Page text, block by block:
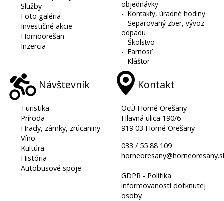
-Služby
- Foto galéria
- Investičné akcie
- Hornoorešan
- Inzercia
objednávky
-Kontakty, úradné hodiny
-Separovaný zber, vývoz
odpadu
-Školstvo
-Farnosť
-Kláštor
Návštevník
- Turistika
- Príroda
- Hrady, zámky, zrúcaniny
-Víno
- Kultúra
- História
-Autobusové spoje
Kontakt
OcÚ Horné Orešany
Hlavná ulica 190/6
919 03 Horné Orešany
033 / 55 88 109
GDPR - Politika
informovanosti dotknutej
osoby